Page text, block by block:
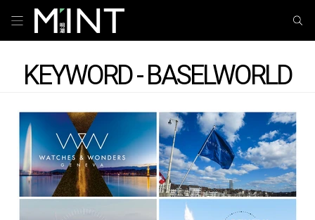
KEYWORD - BASELWORLD